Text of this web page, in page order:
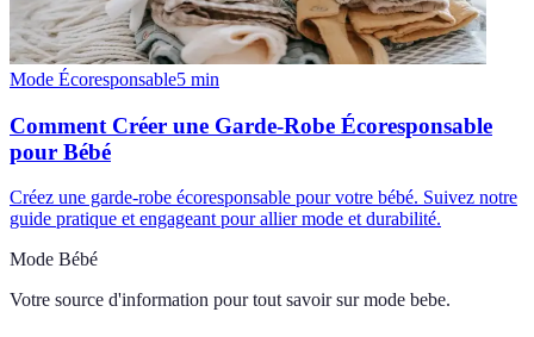
Mode Écoresponsable5 min
Comment Créer une Garde-Robe Écoresponsable
pour Bébé
Créez une garde-robe écoresponsable pour votre bébé. Suivez notre
guide pratique et engageant pour allier mode et durabilité.
Mode Bébé
Votre source d'information pour tout savoir sur mode bebe.